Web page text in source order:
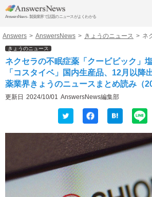
AnswersNews - 製薬業界で話題のニュースがよくわかる
Answers > AnswersNews > きょうのニュース > ネ
きょうのニュース
ネクセラの不眠症薬「クービビック」
「コスタイベ」国内生産品、12月以降
薬業界きょうのニュースまとめ読み（
更新日 2024/10/01 AnswersNews編集部